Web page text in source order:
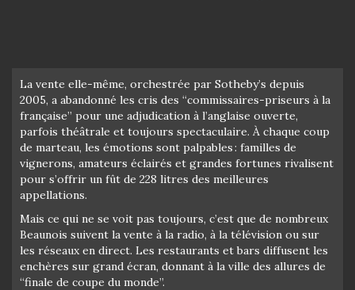
La vente elle-même, orchestrée par Sotheby’s depuis
2005, a abandonné les cris des “commissaires-priseurs à la
française” pour une adjudication à l’anglaise ouverte,
parfois théâtrale et toujours spectaculaire. À chaque coup
de marteau, les émotions sont palpables : familles de
vignerons, amateurs éclairés et grandes fortunes rivalisent
pour s’offrir un fût de 228 litres des meilleures
appellations.
Mais ce qui ne se voit pas toujours, c’est que de nombreux
Beaunois suivent la vente à la radio, à la télévision ou sur
les réseaux en direct. Les restaurants et bars diffusent les
enchères sur grand écran, donnant à la ville des allures de
“finale de coupe du monde”.